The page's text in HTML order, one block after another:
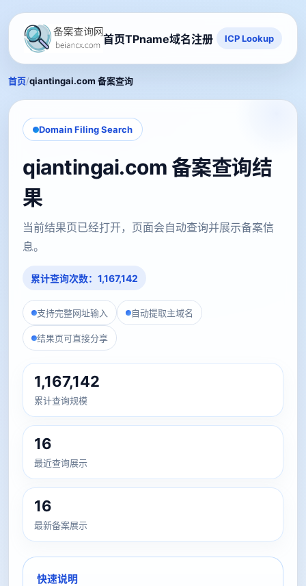
首页TPname域名注册 ICP Lookup
首页/qiantingai.com 备案查询
Domain Filing Search
qiantingai.com 备案查询结
果
当前结果页已经打开，页面会自动查询并展示备案信
息。
累计查询次数：1,167,142
支持完整网址输入 自动提取主域名
结果页可直接分享
1,167,142
累计查询规模
16
最近查询展示
16
最新备案展示
快速说明